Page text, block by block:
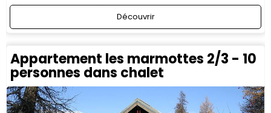
Découvrir
Appartement les marmottes 2/3 - 10
personnes dans chalet